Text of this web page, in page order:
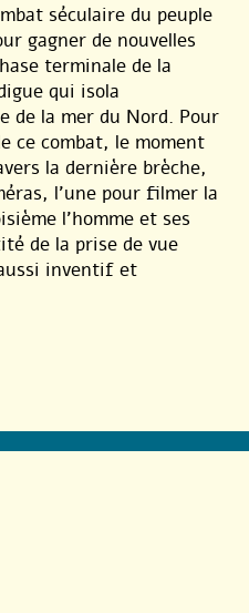
séculaire du peuple
gagner de nouvelles
terminale de la
qui isola
de la mer du Nord. Pour
ce combat, le moment
la dernière brèche,
l’une pour filmer la
l’homme et ses
de la prise de vue
inventif et